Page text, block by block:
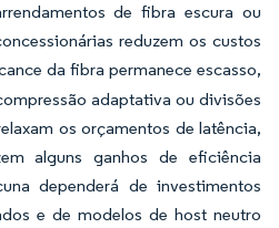
de fibra escura ou
reduzem os custos
da fibra permanece escasso,
adaptativa ou divisões
os orçamentos de latência,
alguns ganhos de eficiência
dependerá de investimentos
e de modelos de host neutro